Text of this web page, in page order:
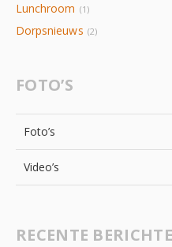
Lunchroom (1)
Dorpsnieuws (2)
FOTO’S
Foto’s
Video’s
RECENTE